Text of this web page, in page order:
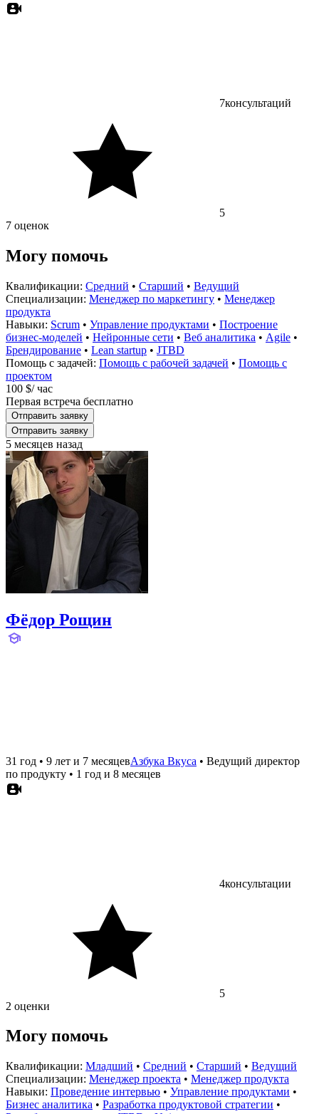
7консультаций
5
7 оценок
Могу помочь
Квалификации: Средний • Старший • Ведущий
Специализации: Менеджер по маркетингу • Менеджер
продукта
Навыки: Scrum • Управление продуктами • Построение
бизнес-моделей • Нейронные сети • Веб аналитика • Agile •
Брендирование • Lean startup • JTBD
Помощь с задачей: Помощь с рабочей задачей • Помощь с
проектом
100 $/ час
Первая встреча бесплатно
Отправить заявку
Отправить заявку
5 месяцев назад
Фёдор Рощин
31 год • 9 лет и 7 месяцевАзбука Вкуса • Ведущий директор
по продукту • 1 год и 8 месяцев
4консультации
5
2 оценки
Могу помочь
Квалификации: Младший • Средний • Старший • Ведущий
Специализации: Менеджер проекта • Менеджер продукта
Навыки: Проведение интервью • Управление продуктами •
Бизнес аналитика • Разработка продуктовой стратегии •